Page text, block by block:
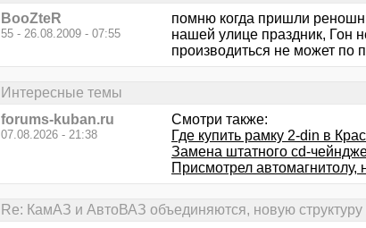
BooZteR
55 - 26.08.2009 - 07:55
помню когда пришли
нашей улице праздник, Гон
производиться не может по
Интересные темы
forums-kuban.ru
07.08.2026 - 21:38
Смотри также:
Где купить рамку 2-din в
Замена штатного cd-
Присмотрел
Re: КамАЗ и АвтоВАЗ объединяются, новую структуру